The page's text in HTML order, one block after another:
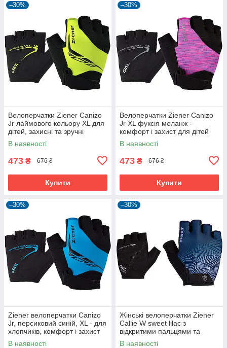
–30%
Велоперчатки Ziener Canizo
Jr лаймового кольору XL для
дітей, захисні та зручні
В наявності
473 ₴ 676 ₴
Купити
–30%
Велоперчатки Ziener Canizo
Jr XL фуксія меланж -
комфорт і захист для дітей
В наявності
473 ₴ 676 ₴
Купити
–30%
Ziener велоперчатки Canizo
Jr, персиковий синій, XL - для
хлопчиків, комфорт і захист
В наявності
–30%
Жінські велоперчатки Ziener
Callie W sweet lilac з
відкритими пальцями та
дихаючою шкірою Amara
В наявності